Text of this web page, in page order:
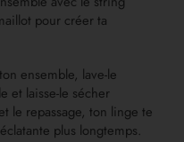
pour créer ta
ensemble, lave-le
et laisse-le sécher
le repassage, ton linge te
plus longtemps.